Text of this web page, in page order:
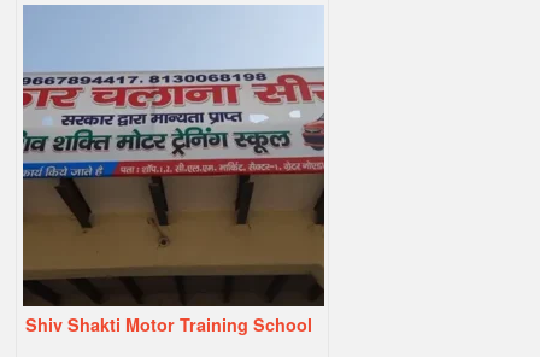
Shiv Shakti Motor Training School